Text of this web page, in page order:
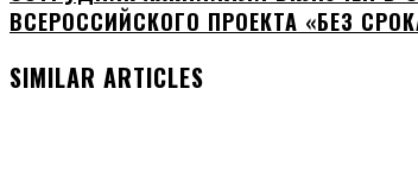
ВСЕРОССИЙСКОГО ПРОЕКТА «БЕЗ
SIMILAR ARTICLES